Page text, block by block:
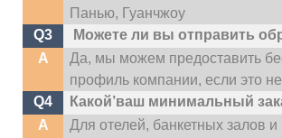
Панью, Гуанчжоу
Q3
Можете ли вы отправить
A
Да, мы можем предоставить
профиль компании, если это
Q4
Какой’ваш минимальный
A
Для отелей, банкетных залов